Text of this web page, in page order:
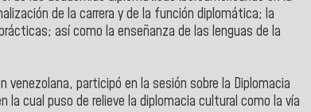
de la carrera y de la función diplomática; la
así como la enseñanza de las lenguas de la
venezolana, participó en la sesión sobre la Diplomacia
cual puso de relieve la diplomacia cultural como la vía